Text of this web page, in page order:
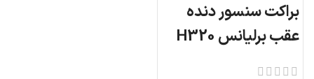
براکت سنسور دنده
عقب برلیانس H320